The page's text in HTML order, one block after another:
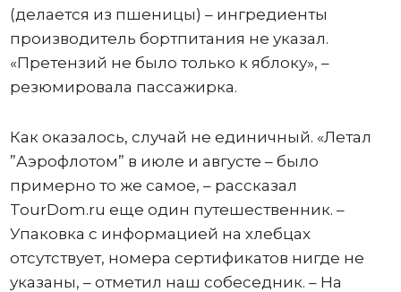
(делается из пшеницы) – ингредиенты
производитель бортпитания не указал.
«Претензий не было только к яблоку», –
резюмировала пассажирка.
Как оказалось, случай не единичный. «Летал
”Аэрофлотом” в июле и августе – было
примерно то же самое, – рассказал
TourDom.ru еще один путешественник. –
Упаковка с информацией на хлебцах
отсутствует, номера сертификатов нигде не
указаны, – отметил наш собеседник. – На